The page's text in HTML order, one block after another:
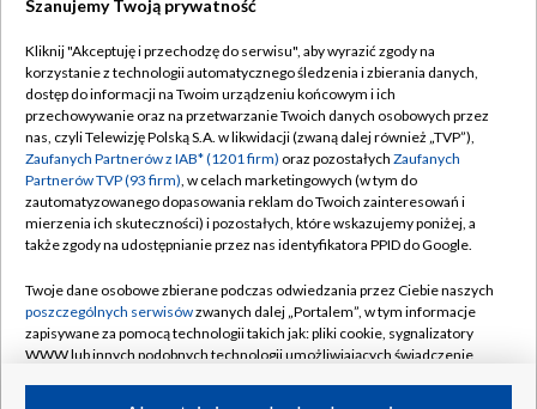
TVP
Abonament TVP
Emisja w TVP
Centrum informacji TVP
Naziemna Telewizja Cyfrowa
Rada Programowa
System NOS
Informacje o nadawcy
Regulamin TVP
Polityka prywatności
Moje zgody
Pomoc
Kontakt
Kanały
Szanujemy Twoją prywatność
Kliknij "Akceptuję i przechodzę do serwisu", aby wyrazić zgody na
korzystanie z technologii automatycznego śledzenia i zbierania danych,
dostęp do informacji na Twoim urządzeniu końcowym i ich
przechowywanie oraz na przetwarzanie Twoich danych osobowych przez
nas, czyli Telewizję Polską S.A. w likwidacji (zwaną dalej również „TVP”),
Zaufanych Partnerów z IAB* (1201 firm) oraz pozostałych Zaufanych
Partnerów TVP (93 firm), w celach marketingowych (w tym do
zautomatyzowanego dopasowania reklam do Twoich zainteresowań i
mierzenia ich skuteczności) i pozostałych, które wskazujemy poniżej, a
także zgody na udostępnianie przez nas identyfikatora PPID do Google.
Twoje dane osobowe zbierane podczas odwiedzania przez Ciebie naszych
poszczególnych serwisówzwanych dalej „Portalem”, w tym informacje
zapisywane za pomocą technologii takich jak: pliki cookie, sygnalizatory
WWW lub innych podobnych technologii umożliwiających świadczenie